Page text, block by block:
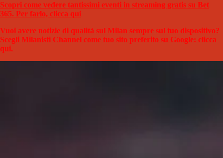
Scopri come vedere tantissimi eventi in streaming gratis su Bet
365. Per farlo, clicca qui
Vuoi avere notizie di qualità sul Milan sempre sul tuo dispositivo?
Scegli Milanisti Channel come tuo sito preferito su Google: clicca
qui.